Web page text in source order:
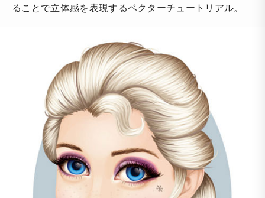
ることで立体感を表現するベクターチュートリアル。